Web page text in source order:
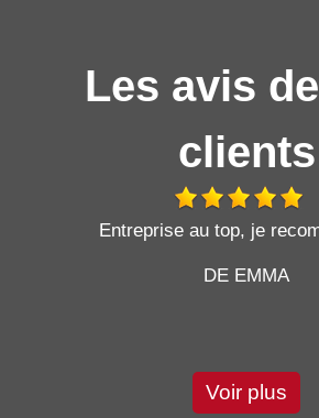
Les avis
clients
Entreprise au top, je
DE EMMA
Voir plus